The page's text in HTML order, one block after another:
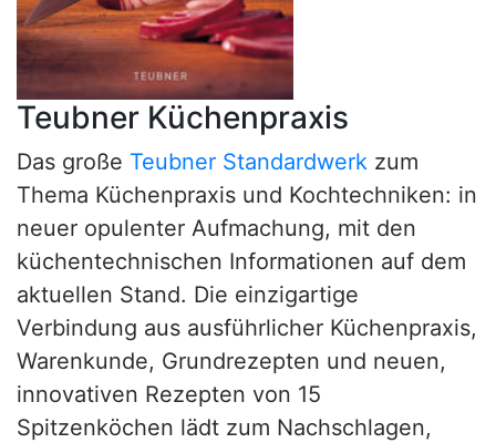
Teubner Küchenpraxis
Das große Teubner Standardwerk zum
Thema Küchenpraxis und Kochtechniken: in
neuer opulenter Aufmachung, mit den
küchentechnischen Informationen auf dem
aktuellen Stand. Die einzigartige
Verbindung aus ausführlicher Küchenpraxis,
Warenkunde, Grundrezepten und neuen,
innovativen Rezepten von 15
Spitzenköchen lädt zum Nachschlagen,